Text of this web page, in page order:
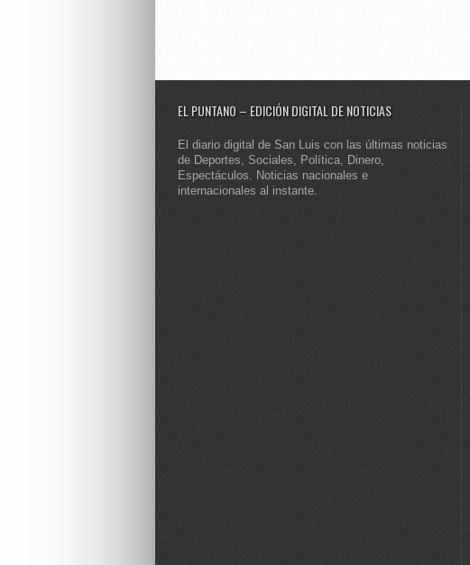
EL PUNTANO – EDICIÓN DIGITAL DE NOTICIAS
El diario digital de San Luis con las últimas noticias
de Deportes, Sociales, Política, Dinero,
Espectáculos. Noticias nacionales e
internacionales al instante.